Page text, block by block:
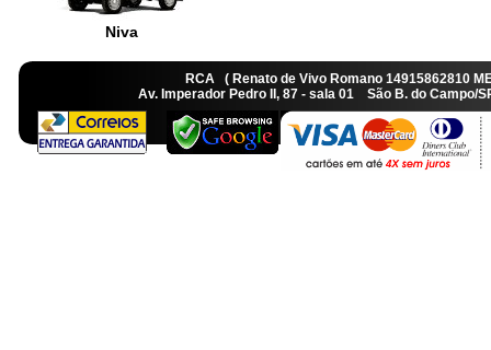
Niva
RCA ( Renato de Vivo Romano
Av. Imperador Pedro II, 87 - sala 01 São B. do